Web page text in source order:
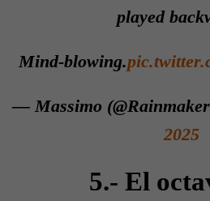
played
Mind-blowing.
— Massimo
2025
5.- El